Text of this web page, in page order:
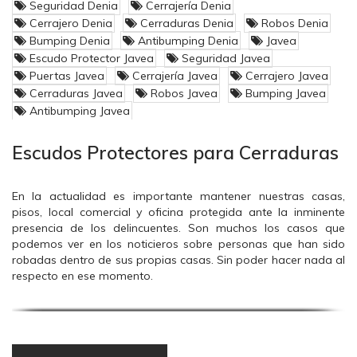
Peropodemos prevenir y reducirsus consecuencias si
somos conscientes de que nos puede tocar.
Ser víctima de un asalto es una lotería con un premio
al que nadie quiere jugar :(
como una verdaera barrera física frente al ataque y...
dejemos la llave debajo del felpudo ;-)
Nuestras puertas son como los airbag de los coches,
ojalá no tengan que demostrar su valía pero si las
Seguridad Denia
Cerrajería Denia
Cerrajero Denia
Cerraduras Denia
Robos Denia
Bumping Denia
Antibumping Denia
Javea
Escudo Protector Javea
Seguridad Javea
Puertas Javea
Cerrajería Javea
Cerrajero Javea
Cerraduras Javea
Robos Javea
Bumping Javea
Antibumping Javea
Escudos Protectores para Cerraduras
En la actualidad es importante mantener nuestras casas,
pisos, local comercial y oficina protegida ante la inminente
presencia de los delincuentes. Son muchos los casos que
podemos ver en los noticieros sobre personas que han sido
robadas dentro de sus propias casas. Sin poder hacer nada al
respecto en ese momento.
Pero sin duda alguna son muchas las cosas que podemos